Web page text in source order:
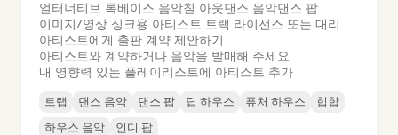
얼터너티브 록베이스 음악칠 아웃댄스 음악댄스 팝
이미지/영상 싱크용 아티스트 트랙 라이선스 또는 대리
아티스트에게 출판 계약 제안하기
아티스트와 계약하거나 음악을 발매해 주세요
내 영향력 있는 플레이리스트에 아티스트 추가
트랩 댄스 음악 댄스 팝 딥 하우스 퓨처 하우스
힙합
하우스 음악
인디 팝